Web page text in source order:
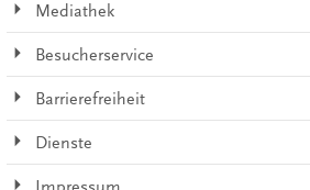
Mediathek
Besucherservice
Barrierefreiheit
Dienste